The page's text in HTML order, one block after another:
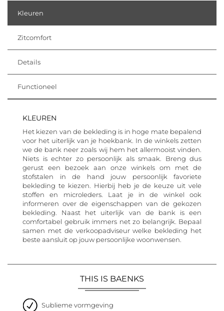
Kleuren
Zitcomfort
Details
Functioneel
KLEUREN
Het kiezen van de bekleding is in hoge mate bepalend
voor het uiterlijk van je hoekbank. In de winkels zetten
we de bank neer zoals wij hem het allermooist vinden.
Niets is echter zo persoonlijk als smaak. Breng dus
gerust een bezoek aan onze winkels om met de
stofstalen in de hand jouw persoonlijk favoriete
bekleding te kiezen. Hierbij heb je de keuze uit vele
stoffen en microleders. Laat je in de winkel ook
informeren over de eigenschappen van de gekozen
bekleding. Naast het uiterlijk van de bank is een
comfortabel gebruik immers net zo belangrijk. Bepaal
samen met de verkoopadviseur welke bekleding het
beste aansluit op jouw persoonlijke woonwensen.
THIS IS BAENKS
Sublieme vormgeving